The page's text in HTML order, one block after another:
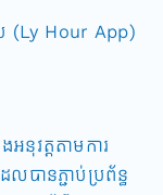
ប (Ly Hour App)
ត្តតាមការ
បានភ្ជាប់ប្រព័ន្ធ